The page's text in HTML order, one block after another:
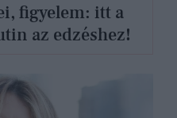
figyelem: itt a
az edzéshez!